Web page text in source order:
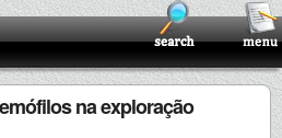
na exploração